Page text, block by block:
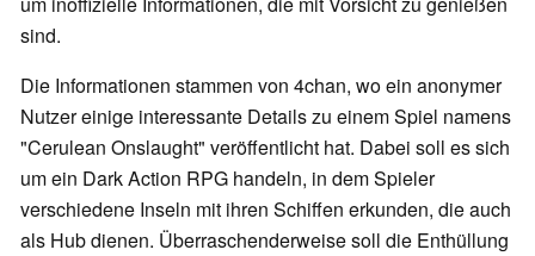
sind.
Die Informationen stammen von 4chan, wo ein anonymer
Nutzer einige interessante Details zu einem Spiel namens
"Cerulean Onslaught" veröffentlicht hat. Dabei soll es sich
um ein Dark Action RPG handeln, in dem Spieler
verschiedene Inseln mit ihren Schiffen erkunden, die auch
als Hub dienen. Überraschenderweise soll die Enthüllung